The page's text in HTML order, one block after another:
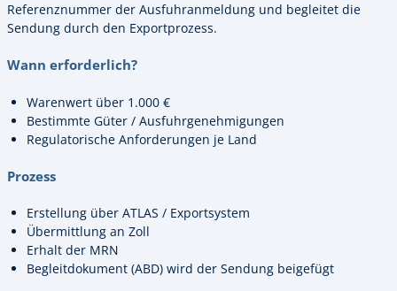
Referenznummer der Ausfuhranmeldung und begleitet die
Sendung durch den Exportprozess.
Wann erforderlich?
Warenwert über 1.000 €
Bestimmte Güter / Ausfuhrgenehmigungen
Regulatorische Anforderungen je Land
Prozess
Erstellung über ATLAS / Exportsystem
Übermittlung an Zoll
Erhalt der MRN
Begleitdokument (ABD) wird der Sendung beigefügt